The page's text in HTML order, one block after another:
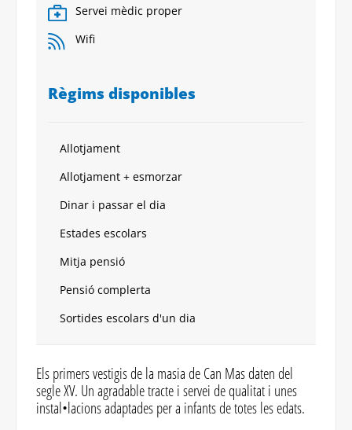
Servei mèdic proper
Wifi
Règims disponibles
Allotjament
Allotjament + esmorzar
Dinar i passar el dia
Estades escolars
Mitja pensió
Pensió complerta
Sortides escolars d'un dia
Els primers vestigis de la masia de Can Mas daten del
segle XV. Un agradable tracte i servei de qualitat i unes
instal•lacions adaptades per a infants de totes les edats.